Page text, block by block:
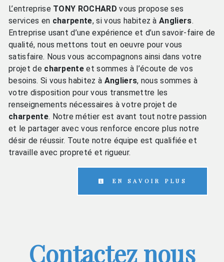
L’entreprise TONY ROCHARD vous propose ses
services en charpente, si vous habitez àAngliers.
Entreprise usant d’une expérience et d’un savoir-faire de
qualité, nous mettons tout en oeuvre pour vous
satisfaire. Nous vous accompagnons ainsi dans votre
projet de charpente et sommes à l’écoute de vos
besoins. Si vous habitez à Angliers, nous sommes à
votre disposition pour vous transmettre les
renseignements nécessaires à votre projet de
charpente. Notre métier est avant tout notre passion
et le partager avec vous renforce encore plus notre
désir de réussir. Toute notre équipe est qualifiée et
travaille avec propreté et rigueur.
EN SAVOIR PLUS
Contactez nous